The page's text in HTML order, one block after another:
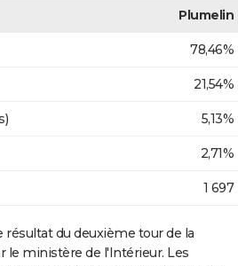
Plumelin
78,46%
21,54%
5,13%
2,71%
1 697
du deuxième tour de la
ministère de l'Intérieur. Les